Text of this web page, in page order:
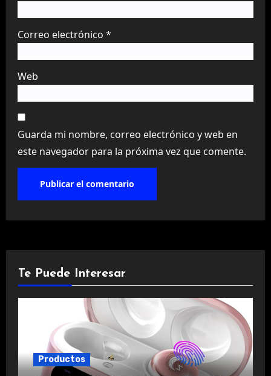
Correo electrónico *
Web
Guarda mi nombre, correo electrónico y web en
este navegador para la próxima vez que comente.
Te Puede Interesar
Productos